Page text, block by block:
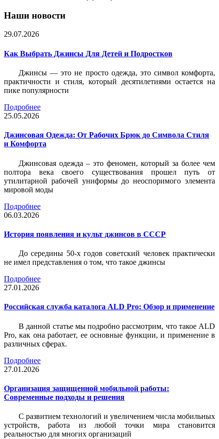
Наши новости
29.07.2026
Как Выбрать Джинсы Для Детей и Подростков
Джинсы — это не просто одежда, это символ комфорта,
практичности и стиля, который десятилетиями остается на
пике популярности
Подробнее
25.05.2026
Джинсовая Одежда: От Рабочих Брюк до Символа Стиля
и Комфорта
Джинсовая одежда – это феномен, который за более чем
полтора века своего существования прошел путь от
утилитарной рабочей униформы до неоспоримого элемента
мировой моды
Подробнее
06.03.2026
История появления и культ джинсов в СССР
До середины 50-х годов советский человек практически
не имел представления о том, что такое джинсы
Подробнее
27.01.2026
Российская служба каталога ALD Pro: Обзор и применение
В данной статье мы подробно рассмотрим, что такое ALD
Pro, как она работает, ее основные функции, и применение в
различных сферах.
Подробнее
27.01.2026
Организация защищенной мобильной работы:
Современные подходы и решения
С развитием технологий и увеличением числа мобильных
устройств, работа из любой точки мира становится
реальностью для многих организаций